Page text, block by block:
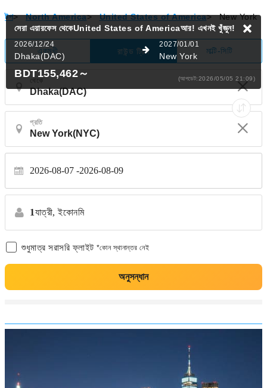
টপ> North America> United States of America> New York
একমুখী রাউন্ড ট্রিপ মাল্টি-সিটি
প্রতি
2026-08-07 2026-08-09
1যাত্রী, ইকোনমি
শুধুমাত্র সরাসরি ফ্লাইট *কোন স্থানান্তর নেই
অনুসন্ধান
সেরা এয়ারফেস থেকেUnited States of Americaআর! এখনই খুঁজুন!
2026/12/24
Dhaka(DAC)
2027/01/01
New York
BDT155,462～ (আপডেট:2026/05/05 21:09)